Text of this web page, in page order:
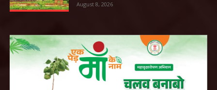
August 8, 2026